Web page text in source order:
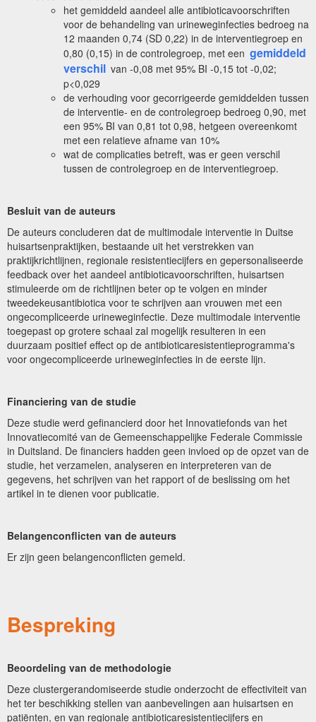
het gemiddeld aandeel alle antibioticavoorschriften
voor de behandeling van urineweginfecties bedroeg na
12 maanden 0,74 (SD 0,22) in de interventiegroep en
0,80 (0,15) in de controlegroep, met een gemiddeld
verschil van -0,08 met 95% BI -0,15 tot -0,02;
p<0,029
de verhouding voor gecorrigeerde gemiddelden tussen
de interventie- en de controlegroep bedroeg 0,90, met
een 95% BI van 0,81 tot 0,98, hetgeen overeenkomt
met een relatieve afname van 10%
wat de complicaties betreft, was er geen verschil
tussen de controlegroep en de interventiegroep.
Besluit van de auteurs
De auteurs concluderen dat de multimodale interventie in Duitse
huisartsenpraktijken, bestaande uit het verstrekken van
praktijkrichtlijnen, regionale resistentiecijfers en gepersonaliseerde
feedback over het aandeel antibioticavoorschriften, huisartsen
stimuleerde om de richtlijnen beter op te volgen en minder
tweedekeusantibiotica voor te schrijven aan vrouwen met een
ongecompliceerde urineweginfectie. Deze multimodale interventie
toegepast op grotere schaal zal mogelijk resulteren in een
duurzaam positief effect op de antibioticaresistentieprogramma's
voor ongecompliceerde urineweginfecties in de eerste lijn.
Financiering van de studie
Deze studie werd gefinancierd door het Innovatiefonds van het
Innovatiecomité van de Gemeenschappelijke Federale Commissie
in Duitsland. De financiers hadden geen invloed op de opzet van de
studie, het verzamelen, analyseren en interpreteren van de
gegevens, het schrijven van het rapport of de beslissing om het
artikel in te dienen voor publicatie.
Belangenconflicten van de auteurs
Er zijn geen belangenconflicten gemeld.
Bespreking
Beoordeling van de methodologie
Deze clustergerandomiseerde studie onderzocht de effectiviteit van
het ter beschikking stellen van aanbevelingen aan huisartsen en
patiënten, en van regionale antibioticaresistentiecijfers en